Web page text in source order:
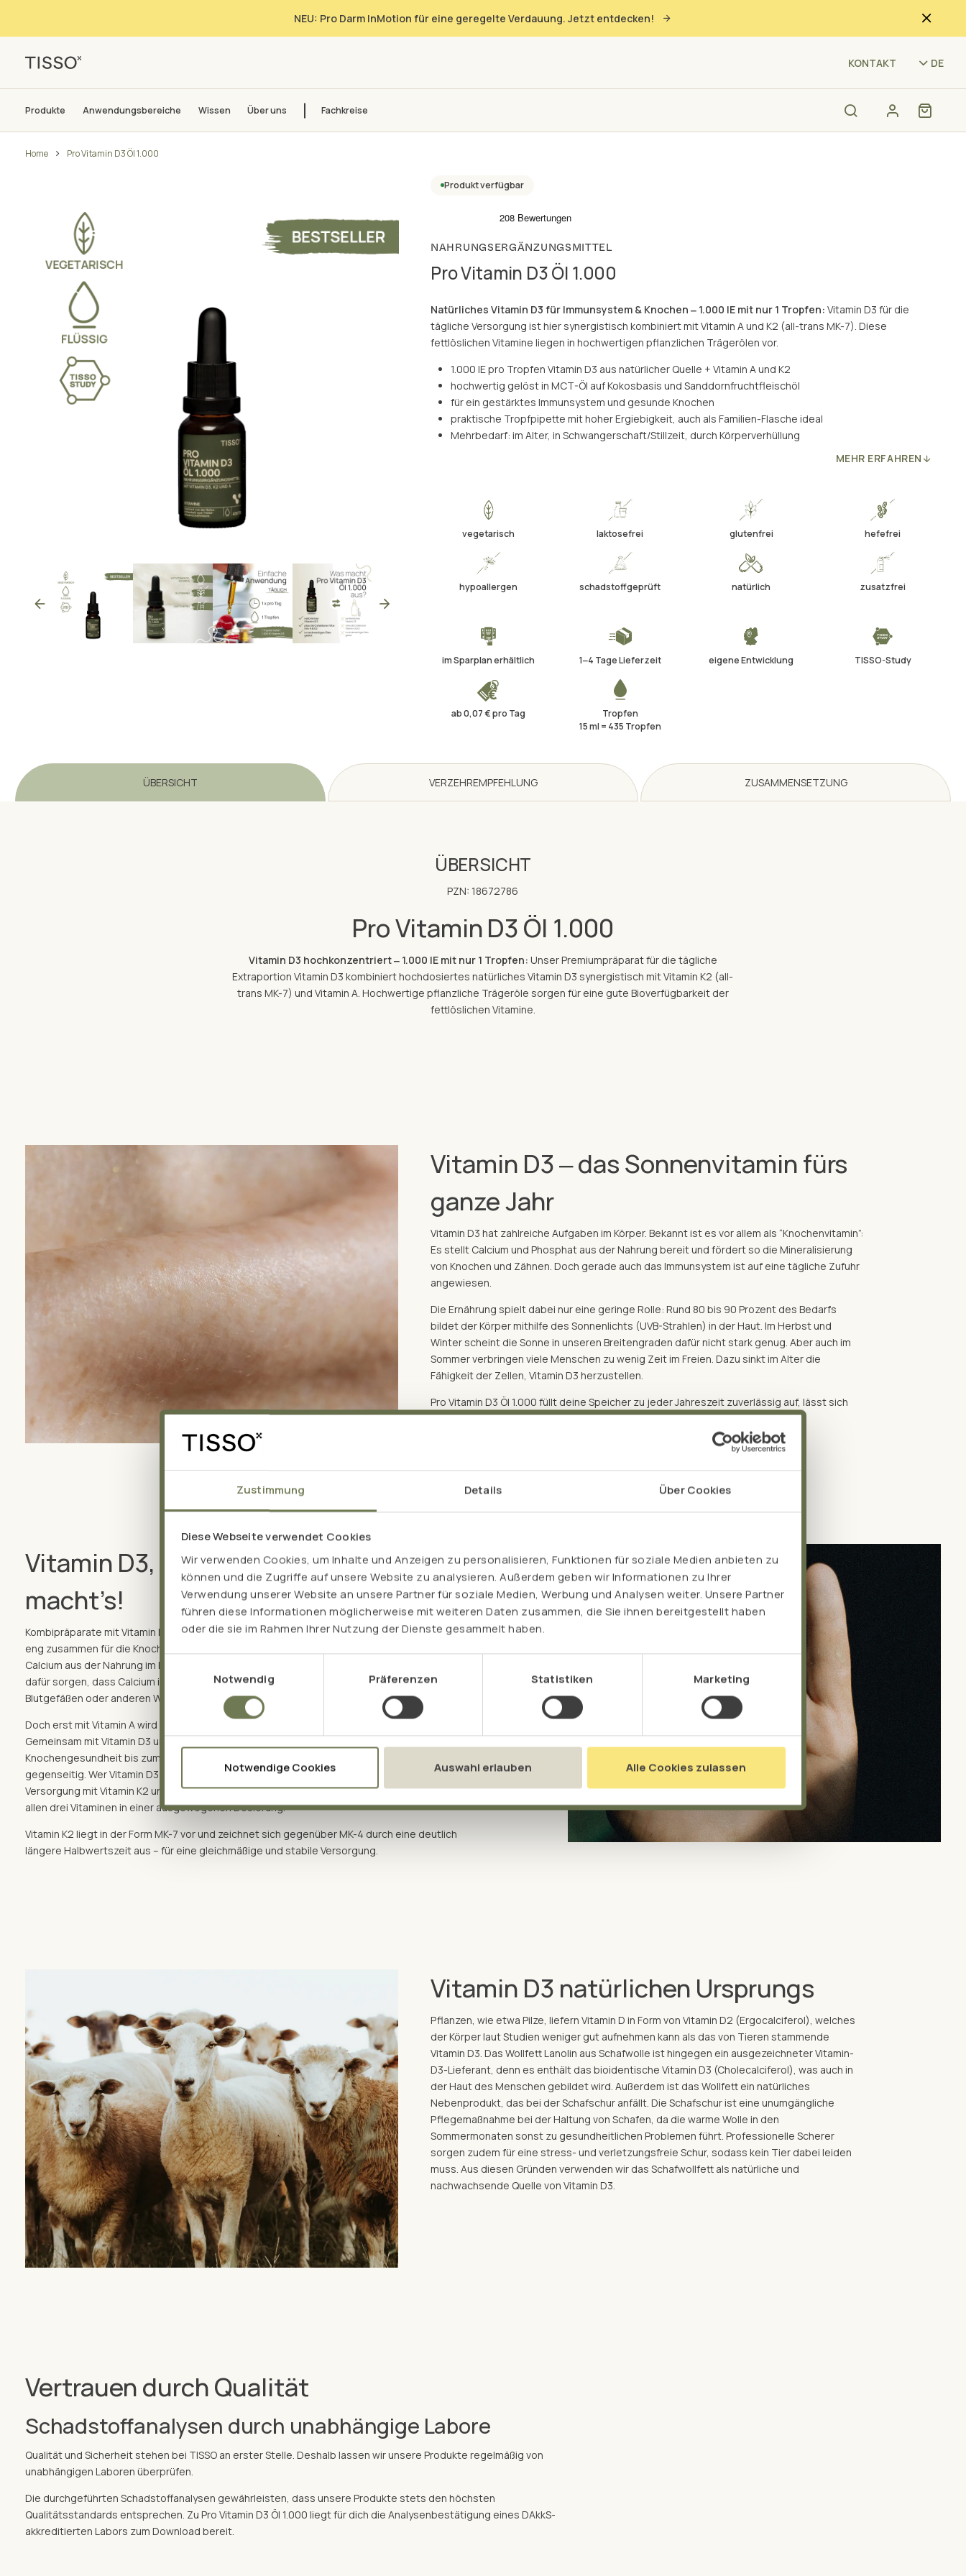
Zustimmung Details Über Cookies
Diese Webseite verwendet Cookies
Wir verwenden Cookies, um Inhalte und Anzeigen zu personalisieren, Funktionen für soziale Medien anbieten zu
können und die Zugriffe auf unsere Website zu analysieren. Außerdem geben wir Informationen zu Ihrer
Verwendung unserer Website an unsere Partner für soziale Medien, Werbung und Analysen weiter. Unsere Partner
führen diese Informationen möglicherweise mit weiteren Daten zusammen, die Sie ihnen bereitgestellt haben
oder die sie im Rahmen Ihrer Nutzung der Dienste gesammelt haben.
Notwendig
Präferenzen Statistiken Marketing
Notwendige Cookies Auswahl erlauben Alle Cookies zulassen
NEU: Pro Darm InMotion für eine geregelte Verdauung. Jetzt entdecken!
KONTAKT DE
Produkte Anwendungsbereiche Wissen Über uns Fachkreise
Home Pro Vitamin D3 Öl 1.000
Produkt verfügbar
NAHRUNGSERGÄNZUNGSMITTEL
Pro Vitamin D3 Öl 1.000
Natürliches Vitamin D3 für Immunsystem & Knochen ‒ 1.000 IE mit nur 1 Tropfen: Vitamin D3 für die
tägliche Versorgung ist hier synergistisch kombiniert mit Vitamin A und K2 (all-trans MK-7). Diese
fettlöslichen Vitamine liegen in hochwertigen pflanzlichen Trägerölen vor.
1.000 IE pro Tropfen Vitamin D3 aus natürlicher Quelle + Vitamin A und K2
hochwertig gelöst in MCT-Öl auf Kokosbasis und Sanddornfruchtfleischöl
für ein gestärktes Immunsystem und gesunde Knochen
praktische Tropfpipette mit hoher Ergiebigkeit, auch als Familien-Flasche ideal
Mehrbedarf: im Alter, in Schwangerschaft/Stillzeit, durch Körperverhüllung
MEHR ERFAHREN
vegetarisch laktosefrei glutenfrei hefefrei
hypoallergen schadstoffgeprüft natürlich zusatzfrei
im Sparplan erhältlich 1‒4 Tage Lieferzeit eigene Entwicklung TISSO-Study
ab 0,07 € pro Tag
Tropfen
15 ml = 435 Tropfen
ÜBERSICHT VERZEHREMPFEHLUNG ZUSAMMENSETZUNG
ÜBERSICHT
PZN: 18672786
Pro Vitamin D3 Öl 1.000
Vitamin D3 hochkonzentriert ‒ 1.000 IE mit nur 1 Tropfen: Unser Premiumpräparat für die tägliche
Extraportion Vitamin D3 kombiniert hochdosiertes natürliches Vitamin D3 synergistisch mit Vitamin K2 (all-
trans MK-7) und Vitamin A. Hochwertige pflanzliche Trägeröle sorgen für eine gute Bioverfügbarkeit der
fettlöslichen Vitamine.
Vitamin D3 ‒ das Sonnenvitamin fürs
ganze Jahr
Vitamin D3 hat zahlreiche Aufgaben im Körper. Bekannt ist es vor allem als “Knochenvitamin”:
Es stellt Calcium und Phosphat aus der Nahrung bereit und fördert so die Mineralisierung
von Knochen und Zähnen. Doch gerade auch das Immunsystem ist auf eine tägliche Zufuhr
angewiesen.
Die Ernährung spielt dabei nur eine geringe Rolle: Rund 80 bis 90 Prozent des Bedarfs
bildet der Körper mithilfe des Sonnenlichts (UVB-Strahlen) in der Haut. Im Herbst und
Winter scheint die Sonne in unseren Breitengraden dafür nicht stark genug. Aber auch im
Sommer verbringen viele Menschen zu wenig Zeit im Freien. Dazu sinkt im Alter die
Fähigkeit der Zellen, Vitamin D3 herzustellen.
Pro Vitamin D3 Öl 1.000 füllt deine Speicher zu jeder Jahreszeit zuverlässig auf, lässt sich
angenehm einnehmen und individuell flexibel dosieren.
Vitamin D3, K2 und A: Die Kombi
macht’s!
Kombipräparate mit Vitamin D3 und K2 gibt es aus gutem Grund: Beide Vitamine arbeiten
eng zusammen für die Knochengesundheit. Vitamin D3 unterstützt die Aufnahme von
Calcium aus der Nahrung im Darm. Vitamin K2 aktiviert anschließend spezielle Proteine, die
dafür sorgen, dass Calcium in Knochen und Zähne eingebaut wird und sich nicht in
Blutgefäßen oder anderen Weichgeweben ablagert.
Doch erst mit Vitamin A wird das Zusammenspiel von Vitamin D3 und K2 vollständig:
Gemeinsam mit Vitamin D3 unterstützt es wichtige Prozesse im Körper – von der
Knochengesundheit bis zum Immunsystem. Die Vitamine ergänzen und regulieren sich
gegenseitig. Wer Vitamin D3 einnimmt, sollte daher auch auf eine ausreichende
Versorgung mit Vitamin K2 und Vitamin A achten. Pro Vitamin D3 Öl 1.000 versorgt dich mit
allen drei Vitaminen in einer ausgewogenen Dosierung.
Vitamin K2 liegt in der Form MK-7 vor und zeichnet sich gegenüber MK-4 durch eine deutlich
längere Halbwertszeit aus – für eine gleichmäßige und stabile Versorgung.
Vitamin D3 natürlichen Ursprungs
Pflanzen, wie etwa Pilze, liefern Vitamin D in Form von Vitamin D2 (Ergocalciferol), welches
der Körper laut Studien weniger gut aufnehmen kann als das von Tieren stammende
Vitamin D3. Das Wollfett Lanolin aus Schafwolle ist hingegen ein ausgezeichneter Vitamin-
D3-Lieferant, denn es enthält das bioidentische Vitamin D3 (Cholecalciferol), was auch in
der Haut des Menschen gebildet wird. Außerdem ist das Wollfett ein natürliches
Nebenprodukt, das bei der Schafschur anfällt. Die Schafschur ist eine unumgängliche
Pflegemaßnahme bei der Haltung von Schafen, da die warme Wolle in den
Sommermonaten sonst zu gesundheitlichen Problemen führt. Professionelle Scherer
sorgen zudem für eine stress- und verletzungsfreie Schur, sodass kein Tier dabei leiden
muss. Aus diesen Gründen verwenden wir das Schafwollfett als natürliche und
nachwachsende Quelle von Vitamin D3.
Vertrauen durch Qualität
Schadstoffanalysen durch unabhängige Labore
Qualität und Sicherheit stehen bei TISSO an erster Stelle. Deshalb lassen wir unsere Produkte regelmäßig von
unabhängigen Laboren überprüfen.
Die durchgeführten Schadstoffanalysen gewährleisten, dass unsere Produkte stets den höchsten
Qualitätsstandards entsprechen. Zu Pro Vitamin D3 Öl 1.000 liegt für dich die Analysenbestätigung eines DAkkS-
akkreditierten Labors zum Download bereit.